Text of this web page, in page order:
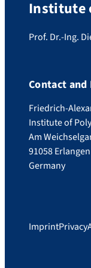
Institute
Prof. Dr.-Ing.
Contact
Friedrich-
Institute of
Am
91058 Erlangen
Germany
ImprintPrivacy